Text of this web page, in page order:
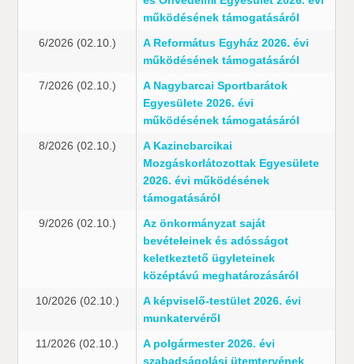
működésének támogatásáról
6/2026 (02.10.)
A Református Egyház 2026. évi
működésének támogatásáról
7/2026 (02.10.)
A Nagybarcai Sportbarátok
Egyesülete 2026. évi
működésének támogatásáról
8/2026 (02.10.)
A Kazincbarcikai
Mozgáskorlátozottak Egyesülete
2026. évi működésének
támogatásáról
9/2026 (02.10.)
Az önkormányzat saját
bevételeinek és adósságot
keletkeztető ügyleteinek
középtávú meghatározásáról
10/2026 (02.10.)
A képviselő-testület 2026. évi
munkatervéről
11/2026 (02.10.)
A polgármester 2026. évi
szabadságolási ütemtervének